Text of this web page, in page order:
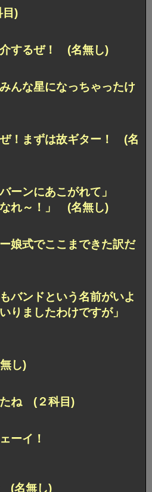
目)
するぜ！ (名無し)
んな星になっちゃったけ
！まずは故ギター！ (名
ーンにあこがれて」
れ～！」 (名無し)
娘式でここまできた訳だ
バンドという名前がいよ
りましたわけですが」
し)
たね (２科目)
ーイ！
(名無し)